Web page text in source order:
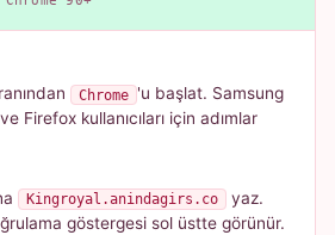
Chrome 'u başlat. Samsung
Firefox kullanıcıları için adımlar
Kingroyal.anindagirs.co
yaz.
göstergesi sol üstte görünür.